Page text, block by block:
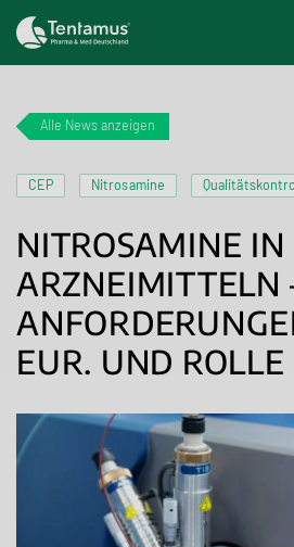
Alle News anzeigen
CEP Nitrosamine
NITROSAMINE IN
ARZNEIMITTELN
EUR. UND ROLLE